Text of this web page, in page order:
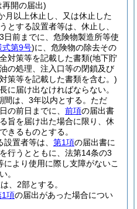
開の届出)
月以上休止し、又は休止した
とする設置者等は、休止し、
日前までに、危険物製造所等使
式第9号)に、危険物の除去その
対策等を記載した書類(地下貯
の処理、注入口等の閉鎖及び
策等を記載した書類を含む。)
に届け出なければならない。
は、3年以内とする。 ただ
の前日までに、 前項の届出書
旨を届け出た場合に限り、休
きるものとする。
置者等は、 第1項の届出書に
行うとともに、法第14条の3
より使用に際し支障がないこ
。
、2部とする。
1項の届出があった場合につい